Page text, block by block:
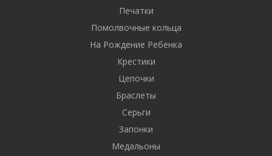
Печатки
Помолвочные кольца
На Рождение Ребенка
Крестики
Цепочки
Браслеты
Серьги
Запонки
Медальоны